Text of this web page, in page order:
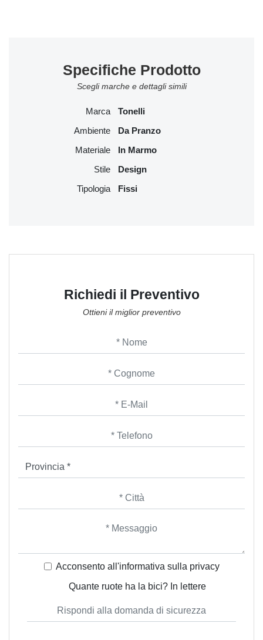
Richiedi il Preventivo
Ottieni il miglior preventivo
Acconsento all'informativa sulla privacy
Quante ruote ha la bici? In lettere
Specifiche Prodotto
Scegli marche e dettagli simili
Marca Tonelli
Ambiente Da Pranzo
Materiale In Marmo
Stile Design
Tipologia Fissi